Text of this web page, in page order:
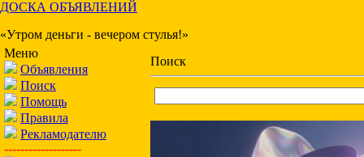
ДОСКА ОБЪЯВЛЕНИЙ
«Утром деньги - вечером стулья!»
Меню
Объявления
Поиск
Помощь
Правила
Рекламодателю
-------------------
Поиск